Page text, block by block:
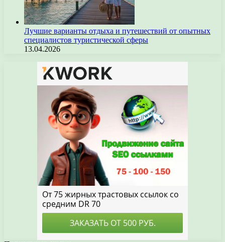
Лучшие варианты отдыха и путешествий от опытных
специалистов туристической сферы
13.04.2026